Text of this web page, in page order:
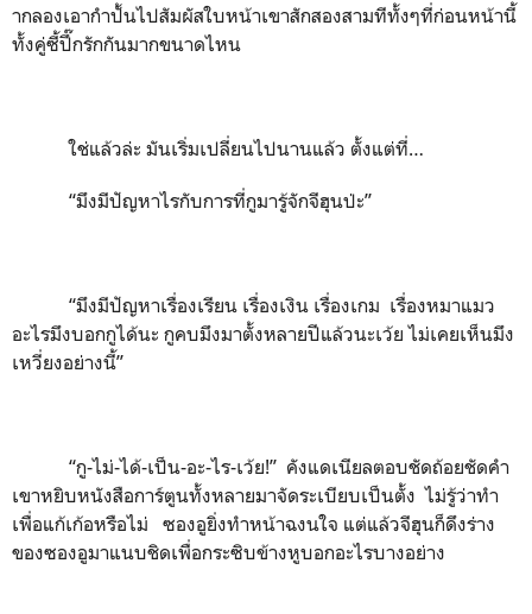
ากลองเอากำปั้นไปสัมผัสใบหน้าเขาสักสองสามทีทั้งๆที่ก่อนหน้านี้
ทั้งคู่ซี้ปึ๊กรักกันมากขนาดไหน
ใช่แล้วล่ะ มันเริ่มเปลี่ยนไปนานแล้ว ตั้งแต่ที่…
“มึงมีปัญหาไรกับการที่กูมารู้จักจีฮุนป่ะ”
“มึงมีปัญหาเรื่องเรียน เรื่องเงิน เรื่องเกม เรื่องหมาแมว
อะไรมึงบอกกูได้นะ กูคบมึงมาตั้งหลายปีแล้วนะเว้ย ไม่เคยเห็นมึง
เหวี่ยงอย่างนี้”
“กู-ไม่-ได้-เป็น-อะ-ไร-เว้ย!” คังแดเนียลตอบชัดถ้อยชัดคำ
เขาหยิบหนังสือการ์ตูนทั้งหลายมาจัดระเบียบเป็นตั้ง ไม่รู้ว่าทำ
เพื่อแก้เก้อหรือไม่ ซองอูยิ่งทำหน้าฉงนใจ แต่แล้วจีฮุนก็ดึงร่าง
ของซองอูมาแนบชิดเพื่อกระซิบข้างหูบอกอะไรบางอย่าง